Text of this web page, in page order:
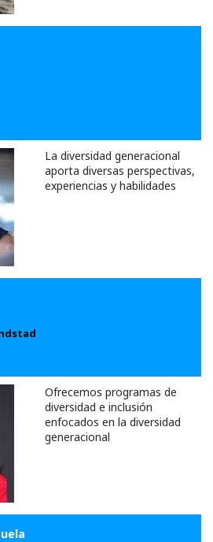
La diversidad generacional
aporta diversas perspectivas,
experiencias y habilidades
Ofrecemos programas de
diversidad e inclusión
enfocados en la diversidad
generacional